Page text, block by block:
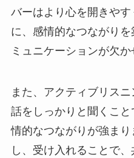
バーはより心を開きや
に、感情的なつながり
ミュニケーションが欠か
また、アクティブリス
話をしっかりと聞くこ
情的なつながりが強ま
し、受け入れることで